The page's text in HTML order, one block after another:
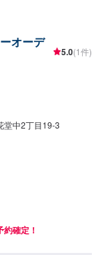
オーデ
5.0(1件)
堂中2丁目19-3
確定！